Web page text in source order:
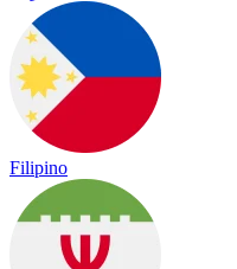
Filipino